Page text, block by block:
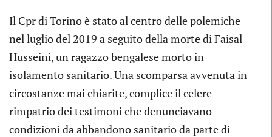
Il Cpr di Torino è stato al centro delle polemiche
nel luglio del 2019 a seguito della morte di Faisal
Husseini, un ragazzo bengalese morto in
isolamento sanitario. Una scomparsa avvenuta in
circostanze mai chiarite, complice il celere
rimpatrio dei testimoni che denunciavano
condizioni da abbandono sanitario da parte di